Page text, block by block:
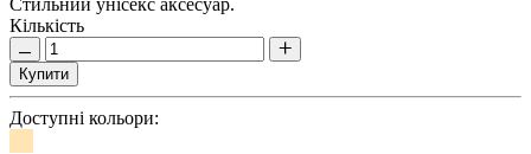
Кількість
Купити
Доступні кольори: